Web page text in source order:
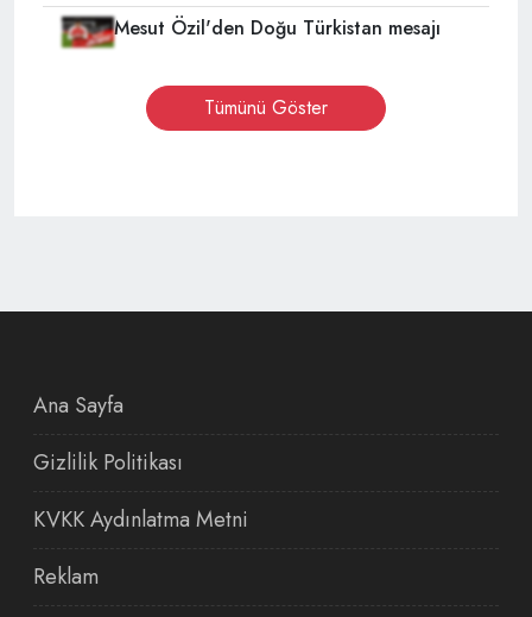
Mesut Özil'den Doğu Türkistan mesajı
Tümünü Göster
Ana Sayfa
Gizlilik Politikası
KVKK Aydınlatma Metni
Reklam